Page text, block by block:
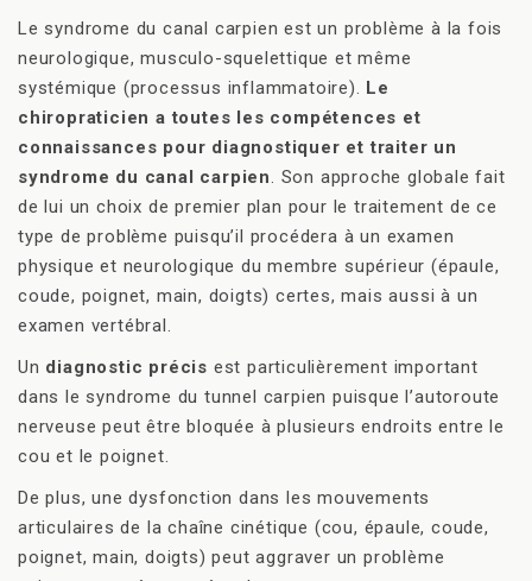
Le syndrome du canal carpien est un problème à la fois
neurologique, musculo-squelettique et même
systémique (processus inflammatoire). Le
chiropraticien a toutes les compétences et
connaissances pour diagnostiquer et traiter un
syndrome du canal carpien. Son approche globale fait
de lui un choix de premier plan pour le traitement de ce
type de problème puisqu’il procédera à un examen
physique et neurologique du membre supérieur (épaule,
coude, poignet, main, doigts) certes, mais aussi à un
examen vertébral.
Un diagnostic précis est particulièrement important
dans le syndrome du tunnel carpien puisque l’autoroute
nerveuse peut être bloquée à plusieurs endroits entre le
cou et le poignet.
De plus, une dysfonction dans les mouvements
articulaires de la chaîne cinétique (cou, épaule, coude,
poignet, main, doigts) peut aggraver un problème